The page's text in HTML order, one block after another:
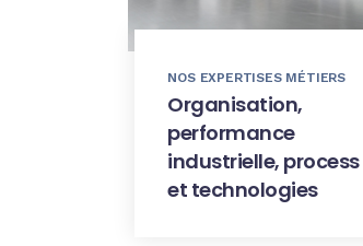
NOS EXPERTISES MÉTIERS
Organisation,
performance
industrielle, process
et technologies